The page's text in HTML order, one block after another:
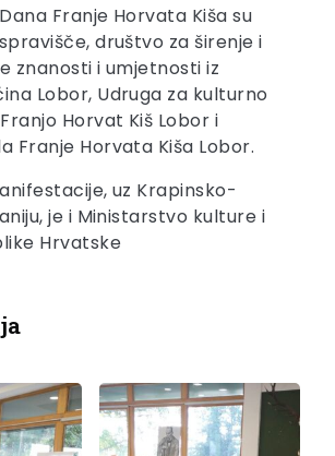
Franje Horvata Kiša su
društvo za širenje i
znanosti i umjetnosti iz
Lobor, Udruga za kulturno
Horvat Kiš Lobor i
Franje Horvata Kiša Lobor.
uz Krapinsko-
je i Ministarstvo kulture i
Hrvatske